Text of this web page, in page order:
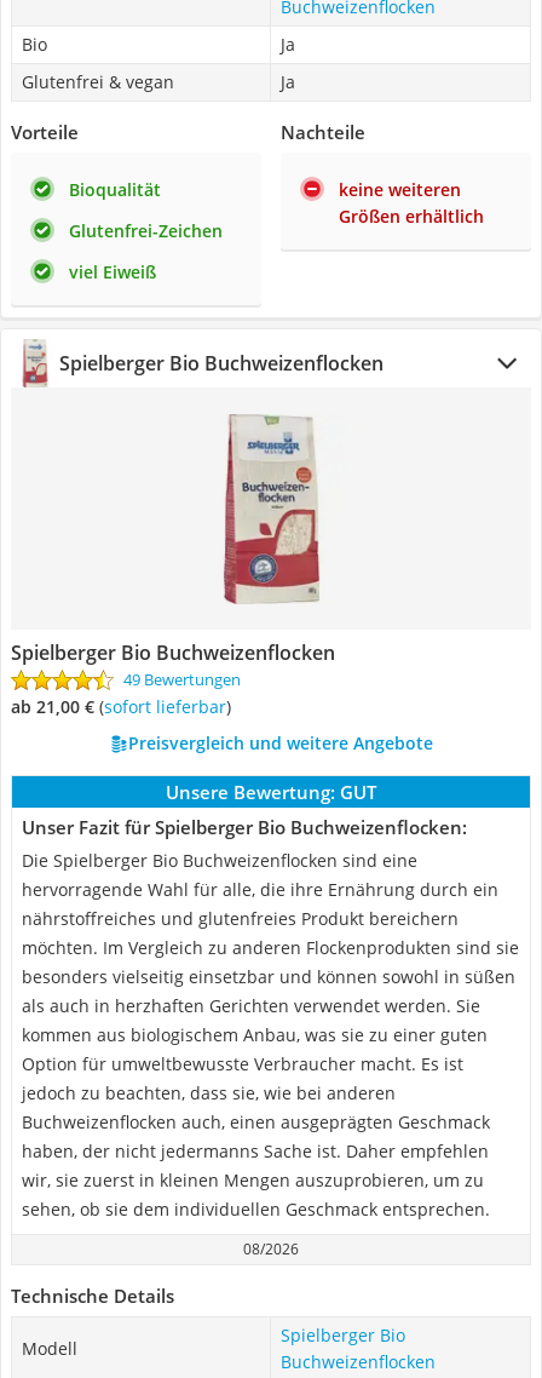
Buchweizenflocken
Bio
Ja
Glutenfrei & vegan
Ja
Vorteile
Bioqualität
Glutenfrei-Zeichen
viel Eiweiß
Nachteile
keine weiteren
Größen erhältlich
Spielberger Bio Buchweizenflocken
Spielberger Bio Buchweizenflocken
49 Bewertungen
ab 21,00 € ( Sofort lieferbar)
Preisvergleich und weitere Angebote
Unsere Bewertung: GUT
Unser Fazit für Spielberger Bio Buchweizenflocken:
Die Spielberger Bio Buchweizenflocken sind eine
hervorragende Wahl für alle, die ihre Ernährung durch ein
nährstoffreiches und glutenfreies Produkt bereichern
möchten. Im Vergleich zu anderen Flockenprodukten sind sie
besonders vielseitig einsetzbar und können sowohl in süßen
als auch in herzhaften Gerichten verwendet werden. Sie
kommen aus biologischem Anbau, was sie zu einer guten
Option für umweltbewusste Verbraucher macht. Es ist
jedoch zu beachten, dass sie, wie bei anderen
Buchweizenflocken auch, einen ausgeprägten Geschmack
haben, der nicht jedermanns Sache ist. Daher empfehlen
wir, sie zuerst in kleinen Mengen auszuprobieren, um zu
sehen, ob sie dem individuellen Geschmack entsprechen.
08/2026
Technische Details
Modell
Spielberger Bio
Buchweizenflocken